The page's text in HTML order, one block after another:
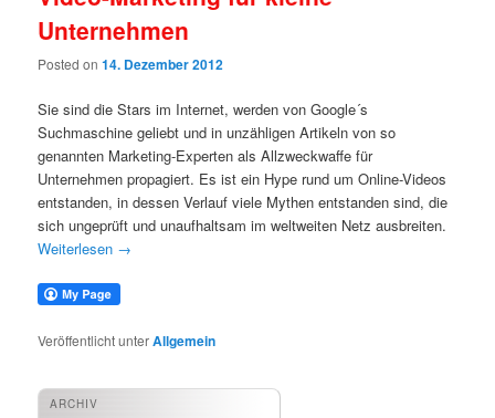
Unternehmen
Posted on14. Dezember 2012
Sie sind die Stars im Internet, werden von Google´s
Suchmaschine geliebt und in unzähligen Artikeln von so
genannten Marketing-Experten als Allzweckwaffe für
Unternehmen propagiert. Es ist ein Hype rund um Online-Videos
entstanden, in dessen Verlauf viele Mythen entstanden sind, die
sich ungeprüft und unaufhaltsam im weltweiten Netz ausbreiten.
Weiterlesen →
Veröffentlicht unterAllgemein
ARCHIV